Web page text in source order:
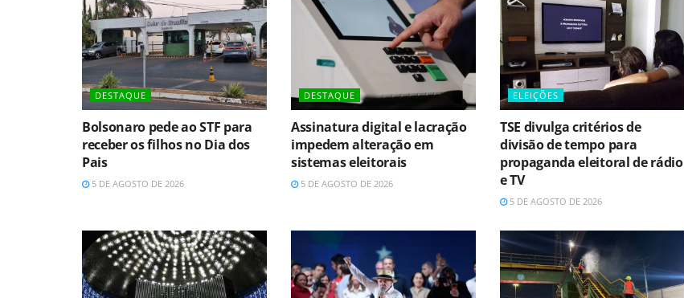
DESTAQUE
Bolsonaro pede ao STF para
receber os filhos no Dia dos
Pais
5 DE AGOSTO DE 2026
DESTAQUE
Assinatura digital e lacração
impedem alteração em
sistemas eleitorais
5 DE AGOSTO DE 2026
ELEIÇÕES
TSE divulga critérios de
divisão de tempo para
propaganda eleitoral de rádio
e TV
5 DE AGOSTO DE 2026